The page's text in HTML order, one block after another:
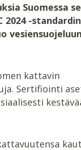
Suomessa
-
kattavin
Sertifiointi